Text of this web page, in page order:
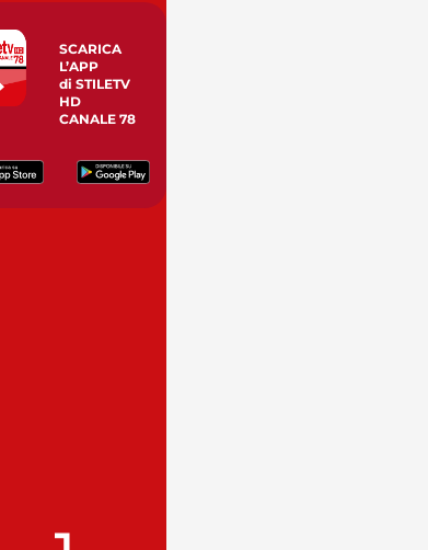
SCARICA
L’APP
di STILETV
HD
CANALE 78